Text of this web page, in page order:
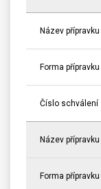
Název přípravku
Forma přípravku
Číslo schválení
Název přípravku
Forma přípravku